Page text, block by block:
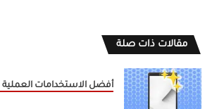
مقالات ذات صلة